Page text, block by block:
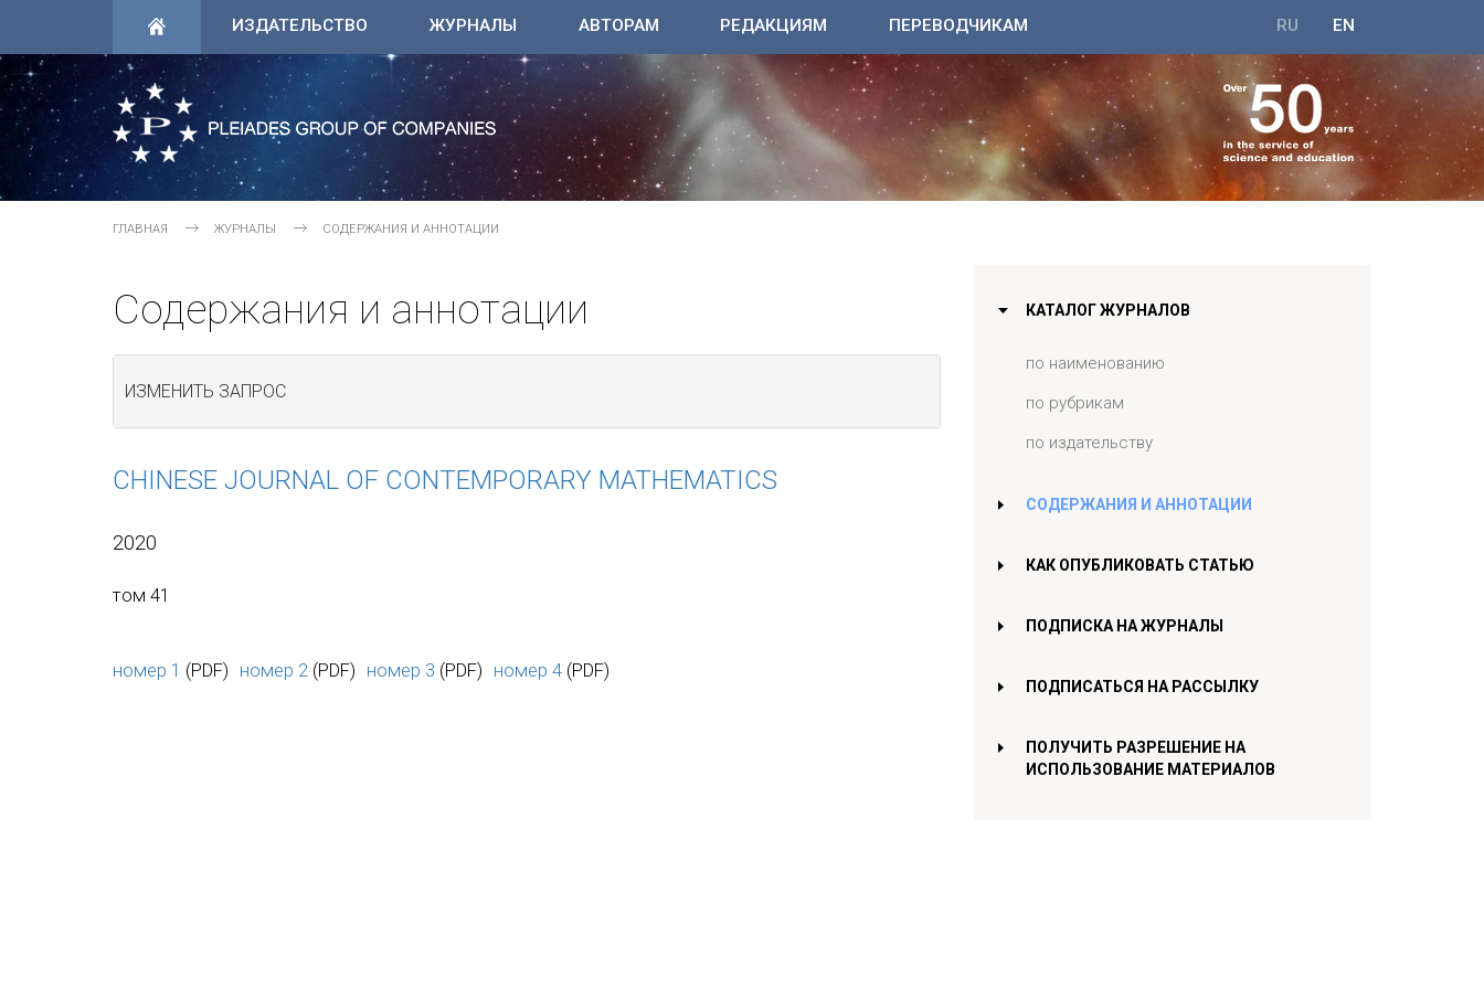
ИЗДАТЕЛЬСТВО ЖУРНАЛЫ АВТОРАМ РЕДАКЦИЯМ ПЕРЕВОДЧИКАМ EN
RU
ГЛАВНАЯ ЖУРНАЛЫ СОДЕРЖАНИЯ И АННОТАЦИИ
Содержания и аннотации
ИЗМЕНИТЬ ЗАПРОС
CHINESE JOURNAL OF CONTEMPORARY MATHEMATICS
2020
том 41
номер 1 (PDF) номер 2 (PDF) номер 3 (PDF) номер 4 (PDF)
КАТАЛОГ ЖУРНАЛОВ
по наименованию
по рубрикам
по издательству
СОДЕРЖАНИЯ И АННОТАЦИИ
КАК ОПУБЛИКОВАТЬ СТАТЬЮ
ПОДПИСКА НА ЖУРНАЛЫ
ПОДПИСАТЬСЯ НА РАССЫЛКУ
ПОЛУЧИТЬ РАЗРЕШЕНИЕ НА
ИСПОЛЬЗОВАНИЕ МАТЕРИАЛОВ